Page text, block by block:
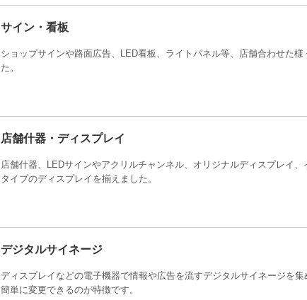
サイン・看板
ショップサインや路面広告、LED看板、ライトパネル等、店舗合わせた
た。
店舗什器・ディスプレイ
店舗什器、LEDサインやアクリルチャンネル、オリジナルディスプレイ
タイプのディスプレイを揃えました。
デジタルサイネージ
ディスプレイなどの電子機器で情報や広告を流すデジタルサイネージを
簡単に変更できるのが特徴です。